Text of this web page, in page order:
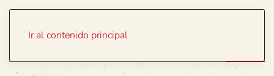
Ir al contenido principal